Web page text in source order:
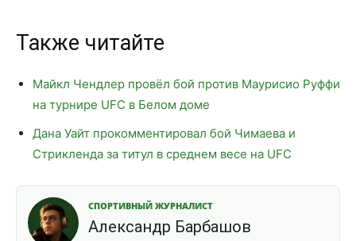
Также читайте
Майкл Чендлер провёл бой против Маурисио Руффи
на турнире UFC в Белом доме
Дана Уайт прокомментировал бой Чимаева и
Стрикленда за титул в среднем весе на UFC
СПОРТИВНЫЙ ЖУРНАЛИСТ
Александр Барбашов